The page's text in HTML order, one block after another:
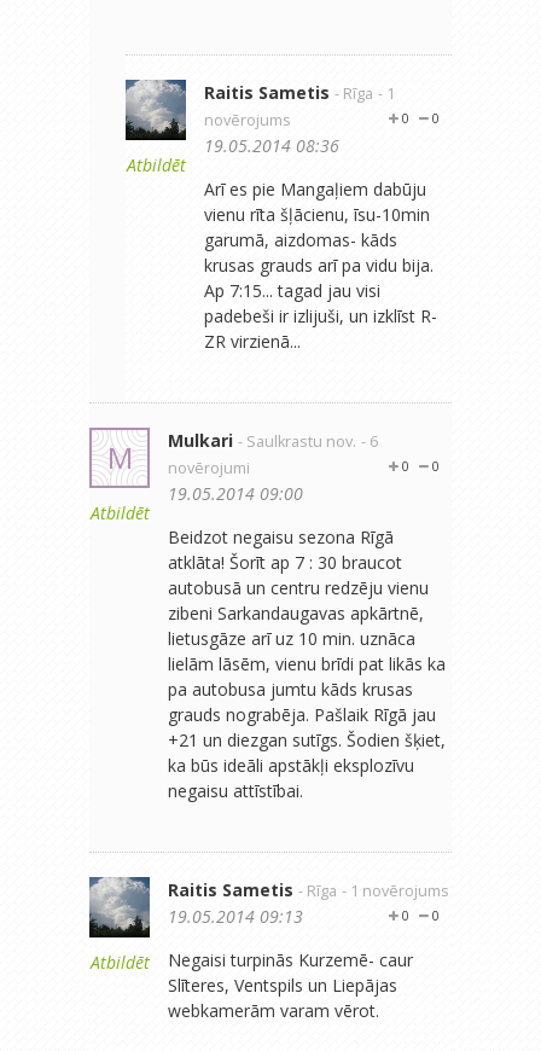
Atbildēt
Raitis Sametis - Rīga - 1
novērojums
0
0
19.05.2014 08:36
Arī es pie Mangaļiem dabūju
vienu rīta šļācienu, īsu-10min
garumā, aizdomas- kāds
krusas grauds arī pa vidu bija.
Ap 7:15... tagad jau visi
padebeši ir izlijuši, un izklīst R-
ZR virzienā...
M
Atbildēt
Mulkari - Saulkrastu nov. - 6
novērojumi
0
0
19.05.2014 09:00
Beidzot negaisu sezona Rīgā
atklāta! Šorīt ap 7 : 30 braucot
autobusā un centru redzēju vienu
zibeni Sarkandaugavas apkārtnē,
lietusgāze arī uz 10 min. uznāca
lielām lāsēm, vienu brīdi pat likās ka
pa autobusa jumtu kāds krusas
grauds nograbēja. Pašlaik Rīgā jau
+21 un diezgan sutīgs. Šodien šķiet,
ka būs ideāli apstākļi eksplozīvu
negaisu attīstībai.
Atbildēt
Raitis Sametis - Rīga - 1 novērojums
0
0
19.05.2014 09:13
Negaisi turpinās Kurzemē- caur
Slīteres, Ventspils un Liepājas
webkamerām varam vērot.